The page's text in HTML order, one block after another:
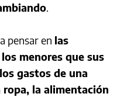
.
pensar en las
menores que sus
gastos de una
ropa, la alimentación